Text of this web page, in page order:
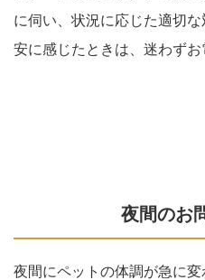
に伺い、状況に応じた適切
安に感じたときは、迷わずお
夜間のお
夜間にペットの体調が急に